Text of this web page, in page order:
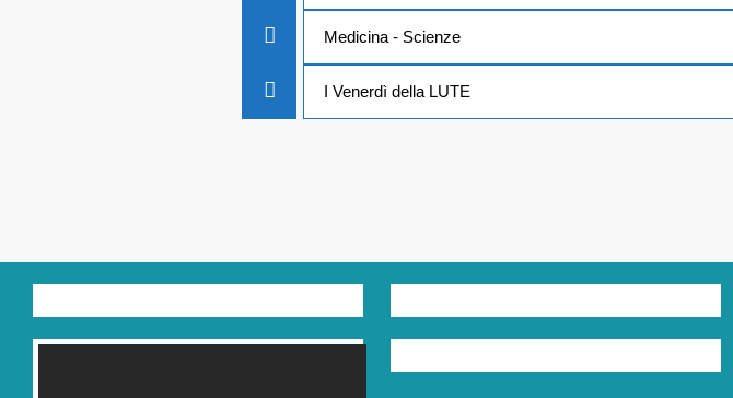
Medicina - Scienze
I Venerdì della LUTE